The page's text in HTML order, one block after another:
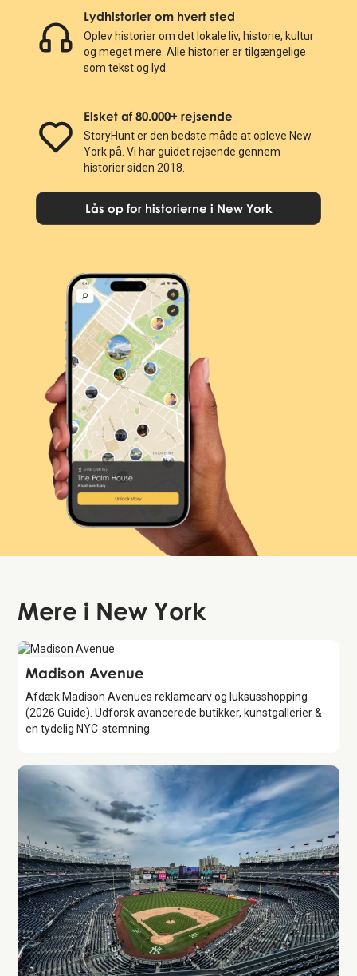
Lydhistorier om hvert sted
Oplev historier om det lokale liv, historie, kultur
og meget mere. Alle historier er tilgængelige
som tekst og lyd.
Elsket af 80.000+ rejsende
StoryHunt er den bedste måde at opleve New
York på. Vi har guidet rejsende gennem
historier siden 2018.
Lås op for historierne i New York
Mere i New York
Attraction
Madison Avenue
Afdæk Madison Avenues reklamearv og luksusshopping
(2026 Guide). Udforsk avancerede butikker, kunstgallerier &
en tydelig NYC-stemning.